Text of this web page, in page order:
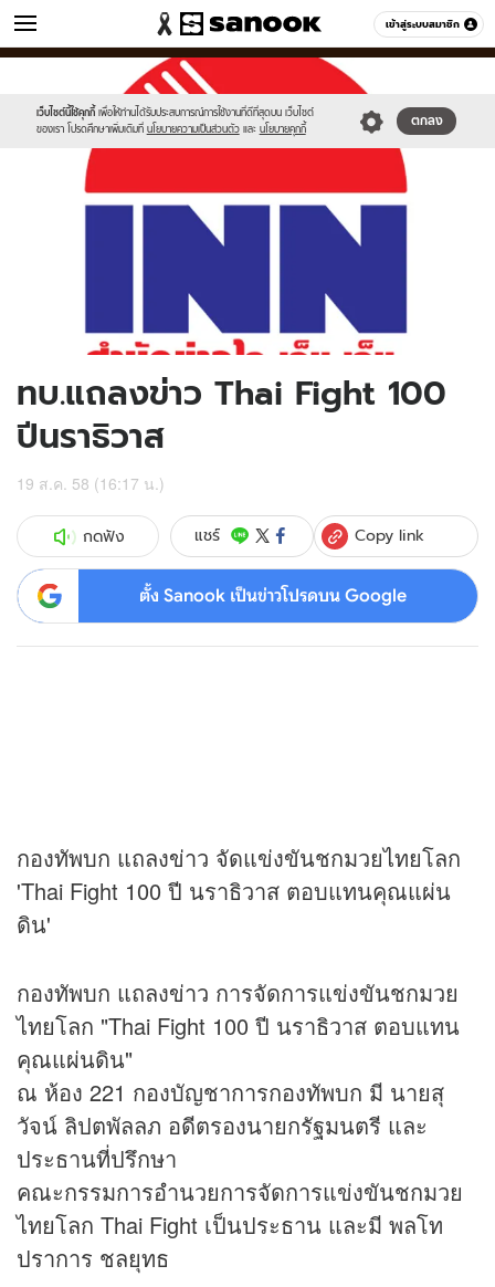
เข้าสู่ระบบสมาชิก
ข่าว หมวดอื่นๆ
เว็บไซต์นี้ใช้คุกกี้ เพื่อให้ท่านได้รับประสบการณ์การใช้งานที่ดีที่สุดบน เว็บไซต์
ของเรา โปรดศึกษาเพิ่มเติมที่ นโยบายความเป็นส่วนตัว และ นโยบายคุกกี้
ตกลง
//s.isanook.com/sr/0/images/logo-
sanook.png
//s.isanook.com/ns/0/ud/370/1850482/640149-
ทบ.แถลงข่าว Thai Fight 100
ปีนราธิวาส
19 ส.ค. 58 (16:17 น.)
กดฟัง แชร์ Copy link
ตั้ง Sanook เป็นข่าวโปรดบน Google
กองทัพบก แถลงข่าว จัดแข่งขันชกมวยไทยโลก
'Thai Fight 100 ปี นราธิวาส ตอบแทนคุณแผ่น
ดิน'
กองทัพบก แถลงข่าว การจัดการแข่งขันชกมวย
ไทยโลก "Thai Fight 100 ปี นราธิวาส ตอบแทน
คุณแผ่นดิน"
ณ ห้อง 221 กองบัญชาการกองทัพบก มี นายสุ
วัจน์ ลิปตพัลลภ อดีตรองนายกรัฐมนตรี และ
ประธานที่ปรึกษา
คณะกรรมการอำนวยการจัดการแข่งขันชกมวย
ไทยโลก Thai Fight เป็นประธาน และมี พลโท
ปราการ ชลยุทธ